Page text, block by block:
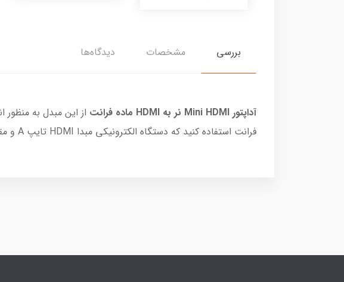
بررسی مشخصات دیدگاه‌ها
آداپتور Mini HDMI نر به HDMI ماده فرانت
از این مبدل به
فرانت استفاده کنید که دستگاه الکترونیکی مبدا HDMI تایپ A و مقصد دارای درگاه HDMI تایپ C باشند.